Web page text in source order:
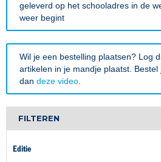
geleverd op het schooladres in de
weer begint
Wil je een bestelling plaatsen? Log
artikelen in je mandje plaatst.
dan deze video
FILTEREN
Editie